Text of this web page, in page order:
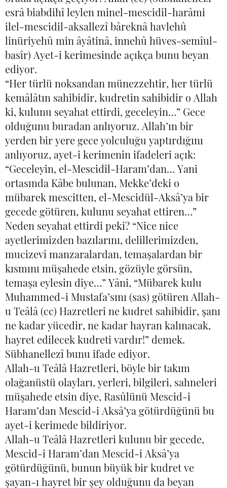
esrâ biabdihî leylen minel-mescidil-harâmi
ilel-mescidil-aksallezî bâreknâ havlehû
linüriyehû min âyâtinâ, innehû hüves-semîul-
basîr) Ayet-i kerimesinde açıkça bunu beyan
ediyor.
“Her türlü noksandan münezzehtir, her türlü
kemâlâtın sahibidir, kudretin sahibidir o Allah
ki, kulunu seyahat ettirdi, geceleyin…” Gece
olduğunu buradan anlıyoruz. Allah’ın bir
yerden bir yere gece yolculuğu yaptırdığını
anlıyoruz, ayet-i kerimenin ifadeleri açık:
“Geceleyin, el-Mescidil-Haram’dan… Yani
ortasında Kâbe bulunan, Mekke’deki o
mübarek mescitten, el-Mescidül-Aksâ’ya bir
gecede götüren, kulunu seyahat ettiren…”
Neden seyahat ettirdi peki? “Nice nice
ayetlerimizden bazılarını, delillerimizden,
mucizevî manzaralardan, temaşalardan bir
kısmını müşahede etsin, gözüyle görsün,
temaşa eylesin diye…” Yâni, “Mübarek kulu
Muhammed-i Mustafa’sını (sas) götüren Allah-
u Teâlâ (cc) Hazretleri ne kudret sahibidir, şanı
ne kadar yücedir, ne kadar hayran kalınacak,
hayret edilecek kudreti vardır!” demek.
Sübhanellezî bunu ifade ediyor.
Allah-u Teâlâ Hazretleri, böyle bir takım
olağanüstü olayları, yerleri, bilgileri, sahneleri
müşahede etsin diye, Rasûlünü Mescid-i
Haram’dan Mescid-i Aksâ’ya götürdüğünü bu
ayet-i kerimede bildiriyor.
Allah-u Teâlâ Hazretleri kulunu bir gecede,
Mescid-i Haram’dan Mescid-i Aksâ’ya
götürdüğünü, bunun büyük bir kudret ve
şayan-ı hayret bir şey olduğunu da beyan